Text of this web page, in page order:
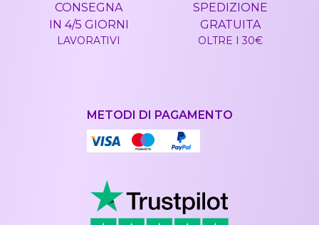
CONSEGNA
IN 4/5 GIORNI
LAVORATIVI
SPEDIZIONE
GRATUITA
OLTRE I 30€
METODI DI PAGAMENTO